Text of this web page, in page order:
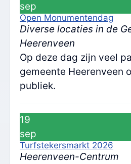
sep
Open Monumentendag
Diverse locaties in de
Heerenveen
Op deze dag zijn veel
gemeente Heerenveen
publiek.
19
sep
Turfstekersmarkt 2026
Heerenveen-Centrum